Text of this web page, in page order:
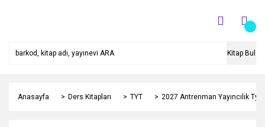
Kitap Bul
Anasayfa Ders Kitapları TYT 2027 Antrenman Yayıncılık